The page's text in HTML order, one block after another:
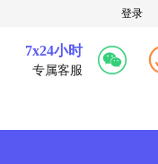
登录
7x24小时
专属客服